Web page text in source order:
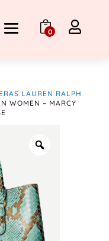
0 
LAUREN RALPH
WOMEN – MARCY